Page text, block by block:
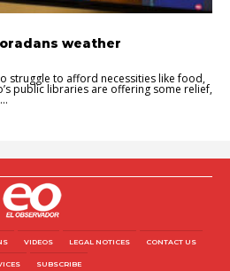
weather
struggle to afford necessities like food,
public libraries are offering some relief,
VIDEOS LEGAL NOTICES CONTACT US
SUBSCRIBE